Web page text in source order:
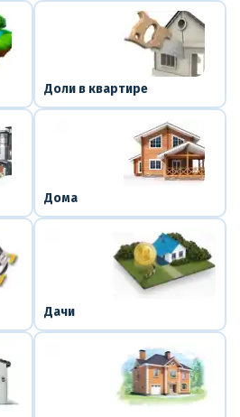
Доли в квартире
Дома
Дачи